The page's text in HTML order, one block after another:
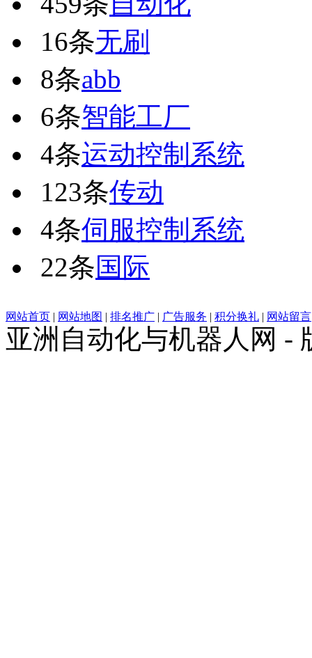
16条无刷
8条abb
6条智能工厂
4条运动控制系统
123条传动
4条伺服控制系统
22条国际
网站首页 | 网站地图 | 排名推广 | 广告服务 | 积分换礼 | 网站留言
亚洲自动化与机器人网 -